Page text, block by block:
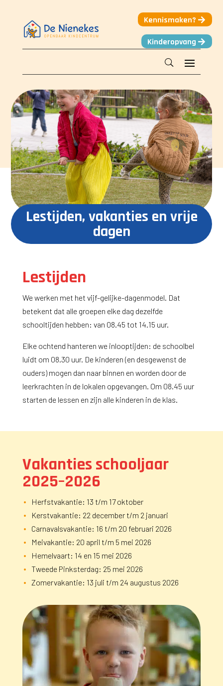
Kennismaken?
Kinderopvang
Lestijden, vakanties en vrije
dagen
Lestijden
We werken met het vijf-gelijke-dagenmodel. Dat
betekent dat alle groepen elke dag dezelfde
schooltijden hebben: van 08.45 tot 14.15 uur.
Elke ochtend hanteren we inlooptijden: de schoolbel
luidt om 08.30 uur. De kinderen (en desgewenst de
ouders) mogen dan naar binnen en worden door de
leerkrachten in de lokalen opgevangen. Om 08.45 uur
starten de lessen en zijn alle kinderen in de klas.
Vakanties schooljaar
2025–2026
Herfstvakantie: 13 t/m 17 oktober
Kerstvakantie: 22 december t/m 2 januari
Carnavalsvakantie: 16 t/m 20 februari 2026
Meivakantie: 20 april t/m 5 mei 2026
Hemelvaart: 14 en 15 mei 2026
Tweede Pinksterdag: 25 mei 2026
Zomervakantie: 13 juli t/m 24 augustus 2026